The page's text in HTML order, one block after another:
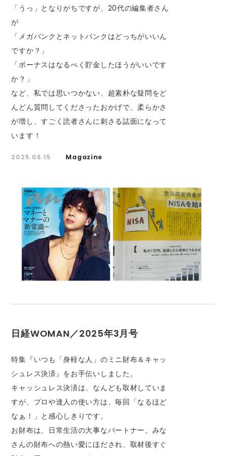
「うっ」となりがちですが、20代の編集者さん
が
「メガバンクとネットバンクはどっちがいいん
ですか？」
「ボーナスはなるべく貯金したほうがいいです
か？」
など、私では思いつかない、超素朴な疑問をど
んどん質問してくださったおかげで、柔らかさ
が増し、すごく読者さんに刺さる誌面になって
います！
2025.06.15 Magazine
日経WOMAN／2025年3月号
特集『いつも「身軽な人」のミニ財布＆キャッ
シュレス決済』をお手伝いしました。
キャッシュレス決済は、なんども取材していま
すが、プロや達人の使い方は、毎回「なるほど
なぁ！」と感心しきりです。
お財布は、日常生活の大事なパートナー。みな
さんの財布への熱い愛にほだされ、取材後すぐ